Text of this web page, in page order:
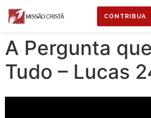
CONTRIBUA
A Pergunta
Tudo – Lucas